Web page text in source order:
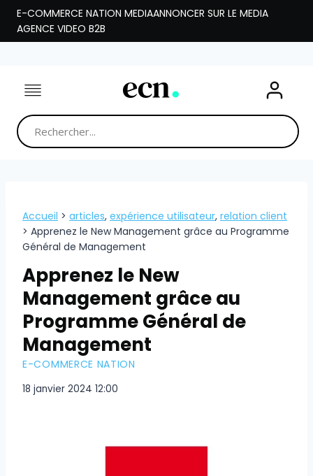
Aller
contenu
E-COMMERCE NATION MEDIAANNONCER SUR LE MEDIA
AGENCE VIDEO B2B
Accueil > articles, expérience utilisateur, relation client
> Apprenez le New Management grâce au Programme
Général de Management
Apprenez le New
Management grâce au
Programme Général de
Management
E-COMMERCE NATION
18 janvier 2024 12:00